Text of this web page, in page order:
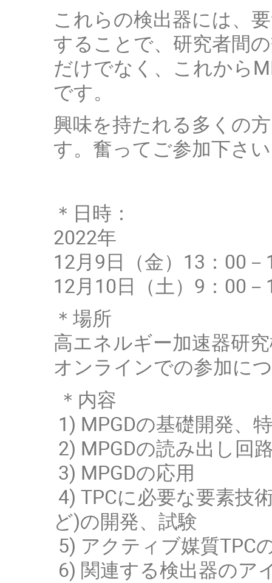
これらの検出器には、
することで、研究者間
だけでなく、これから
です。
興味を持たれる多くの
す。奮ってご参加下さ
＊日時：
2022年
12月9日（金）13：00
12月10日（土）9：00
＊場所
高エネルギー加速器研
オンラインでの参加に
＊内容
1) MPGDの基礎開発、
2) MPGDの読み出し回
3) MPGDの応用
4) TPCに必要な要素技
ど)の開発、試験
5) アクティブ媒質TPC
6) 関連する検出器のア